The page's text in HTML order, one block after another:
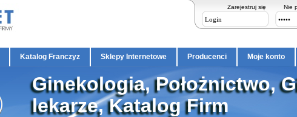
Zarejestruj się Nie
Katalog Franczyz Sklepy Internetowe Producenci Moje konto
Ginekologia, Położnictwo,
lekarze, Katalog Firm